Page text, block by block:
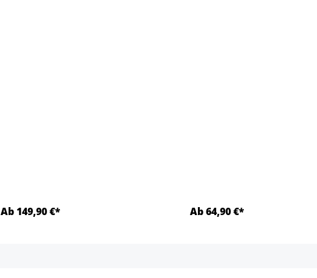
Ab 149,90 €* Ab 64,90 €*